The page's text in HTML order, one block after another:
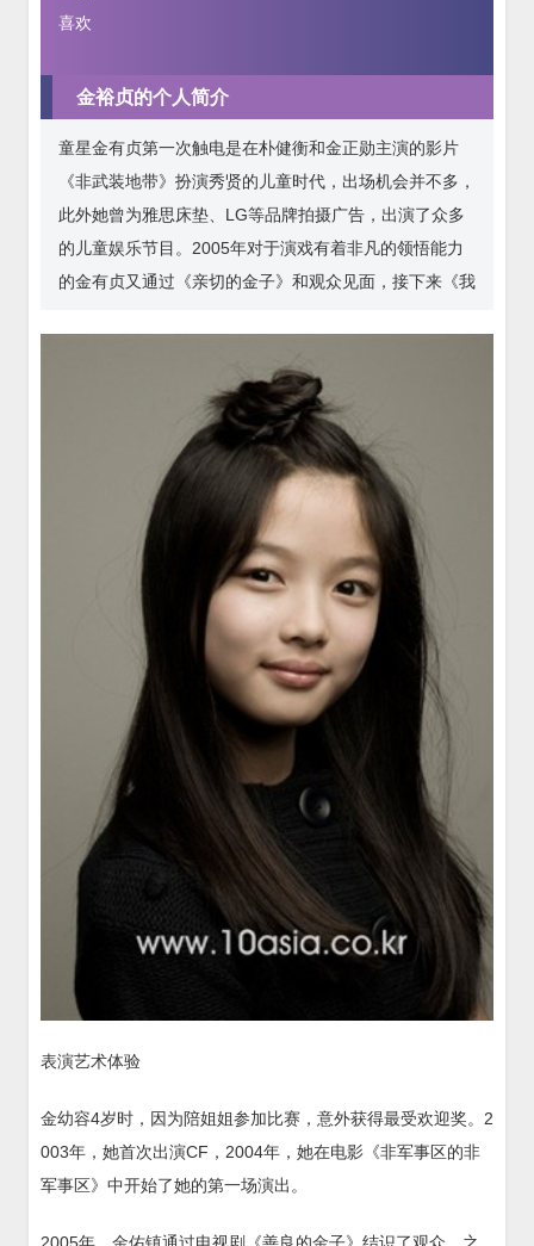
喜欢
金裕贞的个人简介
童星金有贞第一次触电是在朴健衡和金正勋主演的影片
《非武装地带》扮演秀贤的儿童时代，出场机会并不多，
此外她曾为雅思床垫、LG等品牌拍摄广告，出演了众多
的儿童娱乐节目。2005年对于演戏有着非凡的领悟能力
的金有贞又通过《亲切的金子》和观众见面，接下来《我
表演艺术体验
金幼容4岁时，因为陪姐姐参加比赛，意外获得最受欢迎奖。2
003年，她首次出演CF，2004年，她在电影《非军事区的非
军事区》中开始了她的第一场演出。